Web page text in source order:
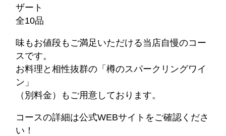
ザート
全10品
味もお値段もご満足いただける当店自慢のコー
スです。
お料理と相性抜群の「樽のスパークリングワイ
ン」
（別料金）もご用意しております。
コースの詳細は公式WEBサイトをご確認くださ
い！